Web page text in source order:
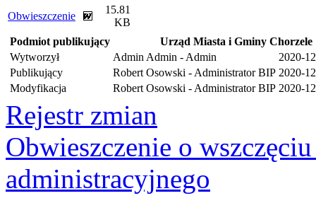
Obwieszczenie
15.81
KB
Podmiot publikujący
Urząd Miasta i Gminy Chorzele
Wytworzył
Admin Admin - Admin
2020-
Publikujący
Robert Osowski - Administrator BIP 2020-
Modyfikacja
Robert Osowski - Administrator BIP 2020-
Rejestr zmian
Obwieszczenie o
administracyjnego